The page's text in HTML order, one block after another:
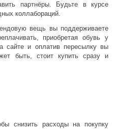
партнёры. Будьте в курсе
коллабораций.
вещь вы поддерживаете
приобретая обувь у
сайте и оплатив пересылку вы
быть, стоит купить сразу и
снизить расходы на покупку